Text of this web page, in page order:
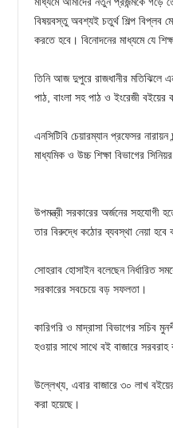
বিষয়বস্তু অবশ্যই চতুর্থ শিল্প বিপ্লব
করতে হবে। বিনোদনের মাধ্যমে যে
তিনি আজ দুপুরে রাজধানীর মতিঝিলে
পাঠ, বাংলা সহ পাঠ ও ইংরেজী
এনসিটিবি চেয়ারম্যান প্রফেসর
মাধ্যমিক ও উচ্চ শিক্ষা বিভাগের
উপমন্ত্রী সরকারের অর্জনের সহযোগী
তার বিরুদ্ধে কঠোর ব্যবস্থা নেয়া
সোহরাব হোসাইন বলেছেন নির্ধারিত
সরকারের সবচেয়ে বড় সফলতা।
কারিগরি ও মাদ্রাসা বিভাগের
হওয়ার সাথে সাথে বই বাজারে
উল্লেখ্য, এবার বাজারে ৩০ লাখ
করা হয়েছে।